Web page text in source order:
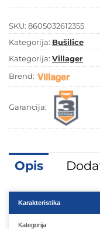
količina
SKU: 8605032612355
Kategorija: Bušilice
Kategorija: Villager
Brend:
Garancija:
Opis
Karakteristika
Kategorija